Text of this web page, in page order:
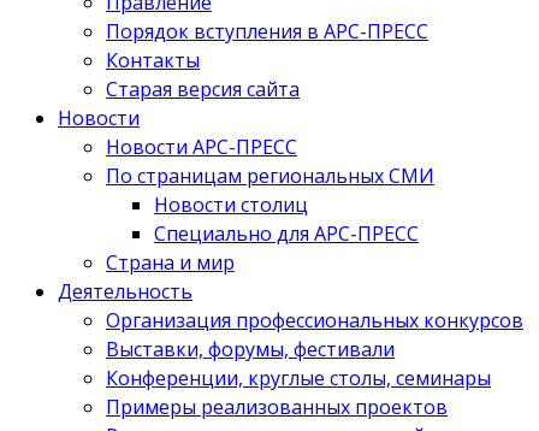
Порядок вступления в АРС-ПРЕСС
Контакты
Старая версия сайта
Новости
Новости АРС-ПРЕСС
По страницам региональных СМИ
Новости столиц
Специально для АРС-ПРЕСС
Страна и мир
Деятельность
Организация профессиональных конкурсов
Выставки, форумы, фестивали
Конференции, круглые столы, семинары
Примеры реализованных проектов